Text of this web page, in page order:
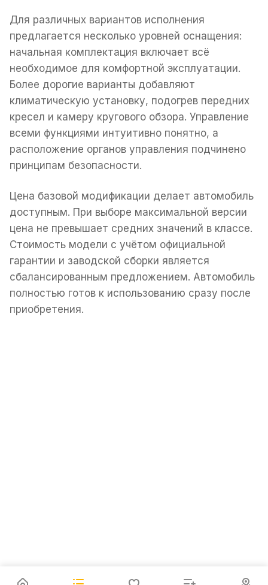
Для различных вариантов исполнения
предлагается несколько уровней оснащения:
начальная комплектация включает всё
необходимое для комфортной эксплуатации.
Более дорогие варианты добавляют
климатическую установку, подогрев передних
кресел и камеру кругового обзора. Управление
всеми функциями интуитивно понятно, а
расположение органов управления подчинено
принципам безопасности.
Цена базовой модификации делает автомобиль
доступным. При выборе максимальной версии
цена не превышает средних значений в классе.
Стоимость модели с учётом официальной
гарантии и заводской сборки является
сбалансированным предложением. Автомобиль
полностью готов к использованию сразу после
приобретения.